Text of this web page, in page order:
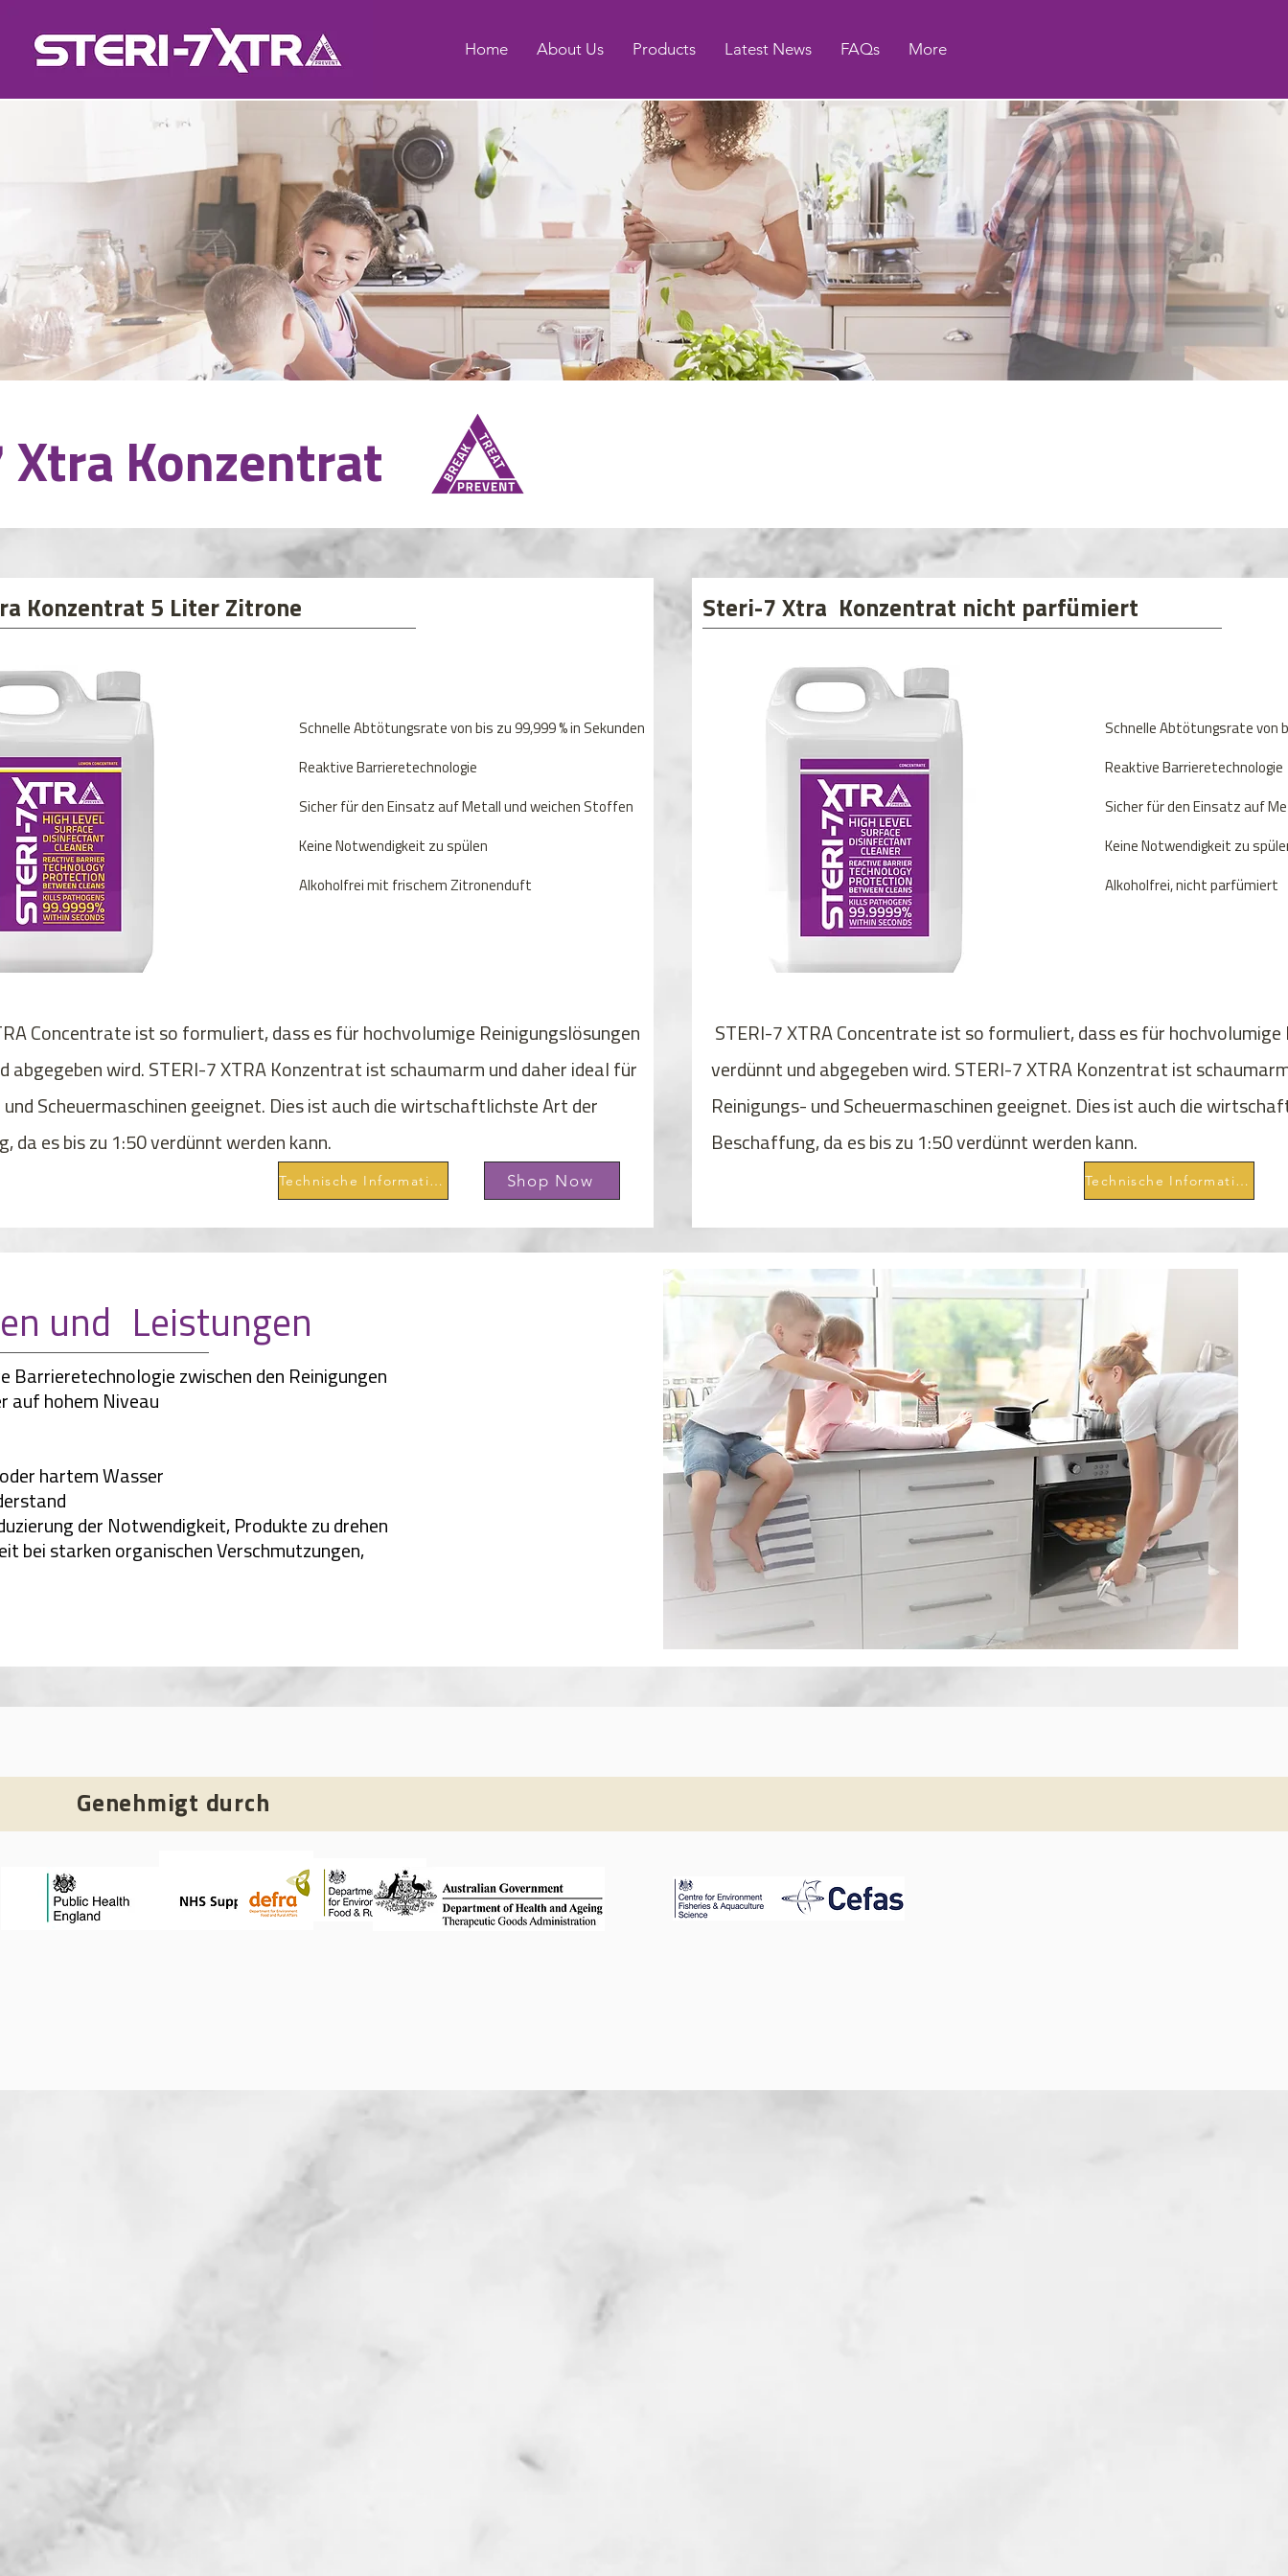
Home About Us Products Latest News FAQs More
Xtra Konzentrat
und Leistungen
Barrieretechnologie zwischen den Reinigungen
auf hohem Niveau
hartem Wasser
der Notwendigkeit, Produkte zu drehen
bei starken organischen Verschmutzungen,
Genehmigt durch
Konzentrat 5 Liter Zitrone
Concentrate ist so formuliert, dass es für hochvolumige Reinigungslösungen
abgegeben wird. STERI-7 XTRA Konzentrat ist schaumarm und daher ideal für
Scheuermaschinen geeignet. Dies ist auch die wirtschaftlichste Art der
da es bis zu 1:50 verdünnt werden kann.
Schnelle Abtötungsrate von bis zu 99,999 % in Sekunden
Reaktive Barrieretechnologie
Sicher für den Einsatz auf Metall und weichen Stoffen
Keine Notwendigkeit zu spülen
Alkoholfrei mit frischem Zitronenduft
Technische Informationen Shop Now
Steri-7 Xtra Konzentrat nicht parfümiert
STERI-7 XTRA Concentrate ist so formuliert, dass es für hochvolumige
verdünnt und abgegeben wird. STERI-7 XTRA Konzentrat ist
Reinigungs- und Scheuermaschinen geeignet. Dies ist auch die
Beschaffung, da es bis zu 1:50 verdünnt werden kann.
Schnelle Abtötungsrate von
Reaktive Barrieretechnologie
Sicher für den Einsatz auf
Keine Notwendigkeit zu
Alkoholfrei, nicht parfümiert
Technische Informationen